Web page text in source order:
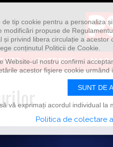
EXTERNE
de tip cookie pentru a personaliza
modificări propuse de
și privind libera circulație a
conținutul Politicii de Cookie.
Website-ul nostru confirmi
acestor fişiere cookie urmând
SUNT DE
vă exprimați acordul individual la
Politica de colectare